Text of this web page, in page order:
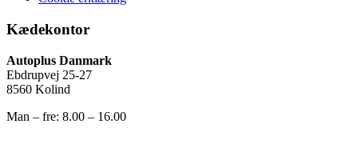
Kædekontor
Autoplus Danmark
Ebdrupvej 25-27
8560 Kolind
Man – fre: 8.00 – 16.00